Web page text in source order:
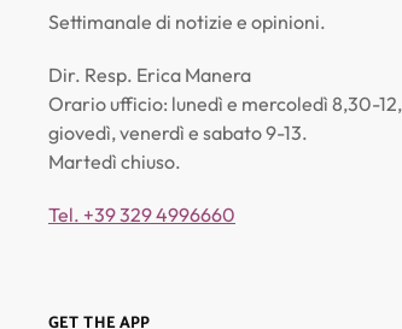
Settimanale di notizie e opinioni.
Dir. Resp. Erica Manera
Orario ufficio: lunedì e mercoledì 8,30-12,
giovedì, venerdì e sabato 9-13.
Martedì chiuso.
Tel. +39 329 4996660
GET THE APP